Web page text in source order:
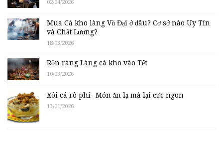
02/04/2026
Mua Cá kho làng Vũ Đại ở đâu? Cơ sở nào Uy Tín
và Chất Lượng?
18/03/2026
Rộn ràng Làng cá kho vào Tết
10/03/2026
Xôi cá rô phi- Món ăn lạ mà lại cực ngon
13/01/2026